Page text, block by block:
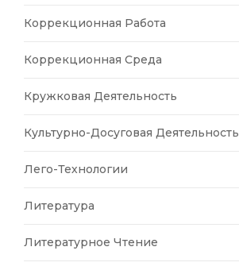
Коррекционная Работа
Коррекционная Среда
Кружковая Деятельность
Культурно-Досуговая Деятельность
Лего-Технологии
Литература
Литературное Чтение